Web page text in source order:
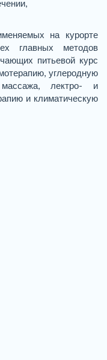
на курорте
главных методов
питьевой курс
углеродную
лектро- и
и климатическую